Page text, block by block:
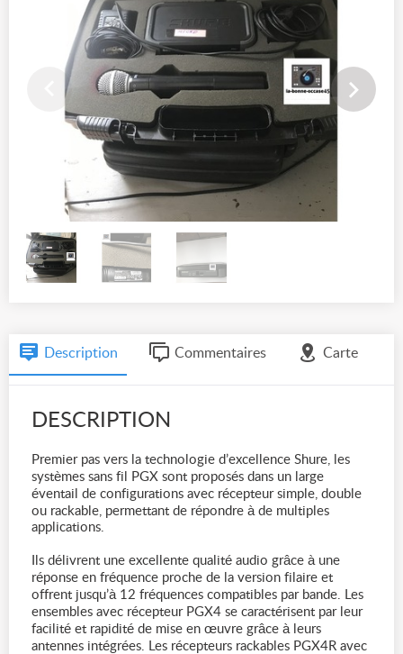
Description Commentaires Carte
DESCRIPTION
Premier pas vers la technologie d’excellence Shure, les
systèmes sans fil PGX sont proposés dans un large
éventail de configurations avec récepteur simple, double
ou rackable, permettant de répondre à de multiples
applications.
Ils délivrent une excellente qualité audio grâce à une
réponse en fréquence proche de la version filaire et
offrent jusqu’à 12 fréquences compatibles par bande. Les
ensembles avec récepteur PGX4 se caractérisent par leur
facilité et rapidité de mise en œuvre grâce à leurs
antennes intégrées. Les récepteurs rackables PGX4R avec